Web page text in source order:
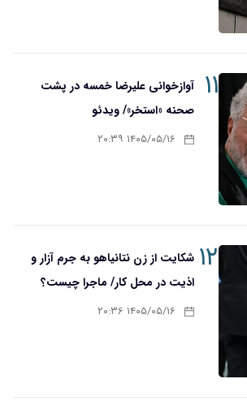
۱۱
آوازخوانی علیرضا خمسه در پشت
صحنه «استخر»/ ویدئو
۱۴۰۵/۰۵/۱۶ ۲۰:۳۹
۱۲ شکایت از زن نتانیاهو به جرم آزار و
اذیت در محل کار/ ماجرا چیست؟
۱۴۰۵/۰۵/۱۶ ۲۰:۳۶